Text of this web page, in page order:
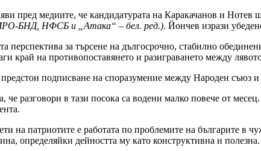
пред медиите, че кандидатурата на Каракачанов и Нотев
БНД, НФСБ и „Атака“ – бел. ред.). Йончев изрази
перспектива за търсене на дългосрочно, стабилно
край на противопоставянето и разиграването между
подписване на споразумение между Народен съюз
че разговори в тази посока са водени малко повече от
на патриотите е работата по проблемите на българите в
определяйки дейността му като конструктивна и полезна.